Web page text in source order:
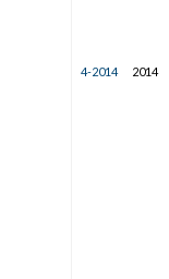
4-2014 2014